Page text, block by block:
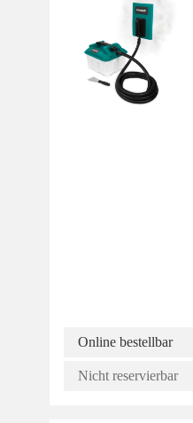
Online bestellbar
Nicht reservierbar